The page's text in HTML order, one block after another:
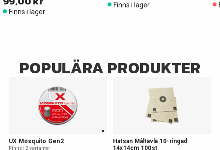
Finns i lager
Finns i lager
POPULÄRA PRODUKTER
UX Mosquito Gen2
Finns i 2 varianter
Hatsan Måltavla 10-ringad
14x14cm 100st